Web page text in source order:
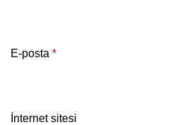
E-posta *
İnternet sitesi